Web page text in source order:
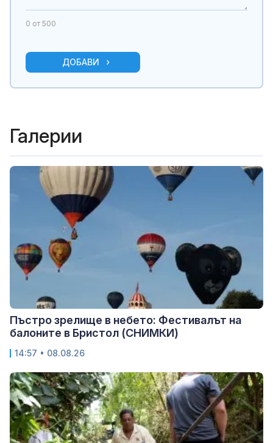
0 от 500
ДОБАВИ
Галерии
Пъстро зрелище в небето: Фестивалът на
балоните в Бристол (СНИМКИ)
14:57 • 08.08.26